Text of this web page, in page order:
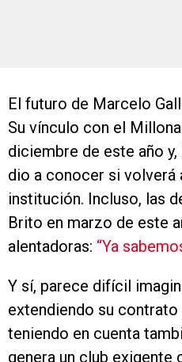
El futuro de Marcelo
Su vínculo con el
diciembre de este año
dio a conocer si volverá
institución. Incluso, las
Brito en marzo de este
alentadoras: “Ya
Y sí, parece difícil
extendiendo su contrato
teniendo en cuenta
genera un club exigente